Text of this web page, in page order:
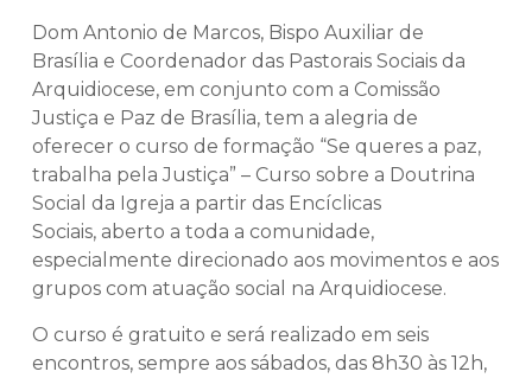
Dom Antonio de Marcos, Bispo Auxiliar de
Brasília e Coordenador das Pastorais Sociais da
Arquidiocese, em conjunto com a Comissão
Justiça e Paz de Brasília, tem a alegria de
oferecer o curso de formação “Se queres a paz,
trabalha pela Justiça” – Curso sobre a Doutrina
Social da Igreja a partir das Encíclicas
Sociais, aberto a toda a comunidade,
especialmente direcionado aos movimentos e aos
grupos com atuação social na Arquidiocese.
O curso é gratuito e será realizado em seis
encontros, sempre aos sábados, das 8h30 às 12h,